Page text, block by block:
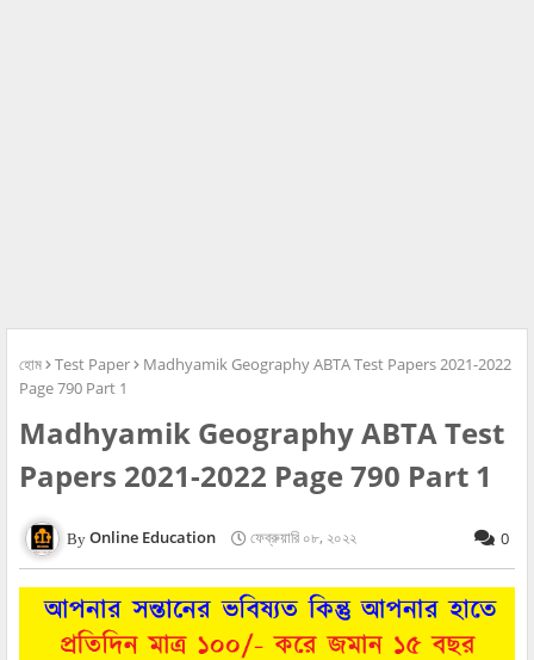
হোম Test Paper
Madhyamik Geography ABTA Test Papers 2021-2022
Page 790 Part 1
Madhyamik Geography ABTA Test
Papers 2021-2022 Page 790 Part 1
Online Education ফেব্রুয়ারি ০৮, ২০২২ 0